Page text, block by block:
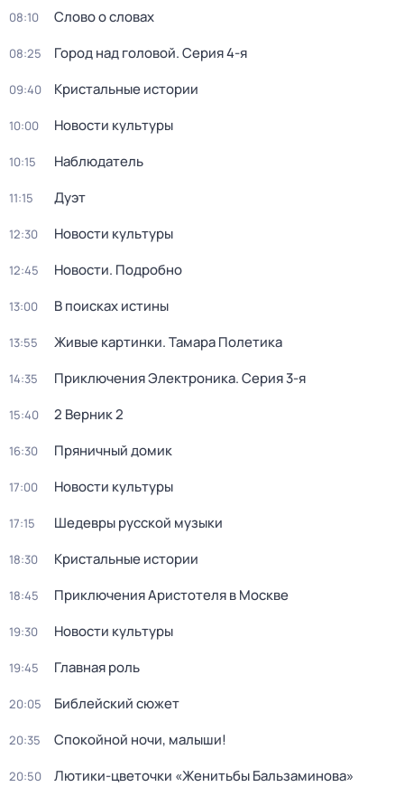
08:10 Слово о словах
08:25 Город над головой. Серия 4-я
09:40 Кристальные истории
10:00 Новости культуры
10:15 Наблюдатель
11:15 Дуэт
12:30 Новости культуры
12:45 Новости. Подробно
13:00 В поисках истины
13:55 Живые картинки. Тамара Полетика
14:35 Приключения Электроника. Серия 3-я
15:40 2 Верник 2
16:30 Пряничный домик
17:00 Новости культуры
17:15 Шедевры русской музыки
18:30 Кристальные истории
18:45 Приключения Аристотеля в Москве
19:30 Новости культуры
19:45 Главная роль
20:05 Библейский сюжет
20:35 Спокойной ночи, малыши!
20:50 Лютики-цветочки «Женитьбы Бальзаминова»